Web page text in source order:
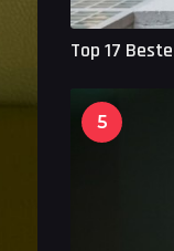
Top 17
5